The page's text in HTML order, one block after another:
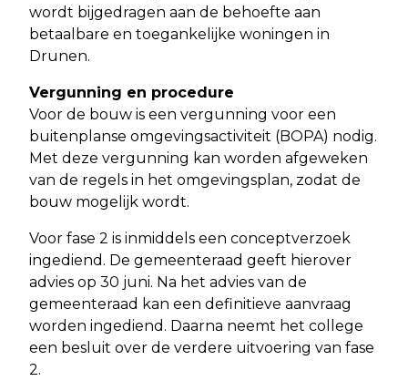
wordt bijgedragen aan de behoefte aan
betaalbare en toegankelijke woningen in
Drunen.
Vergunning en procedure
Voor de bouw is een vergunning voor een
buitenplanse omgevingsactiviteit (BOPA) nodig.
Met deze vergunning kan worden afgeweken
van de regels in het omgevingsplan, zodat de
bouw mogelijk wordt.
Voor fase 2 is inmiddels een conceptverzoek
ingediend. De gemeenteraad geeft hierover
advies op 30 juni. Na het advies van de
gemeenteraad kan een definitieve aanvraag
worden ingediend. Daarna neemt het college
een besluit over de verdere uitvoering van fase
2.